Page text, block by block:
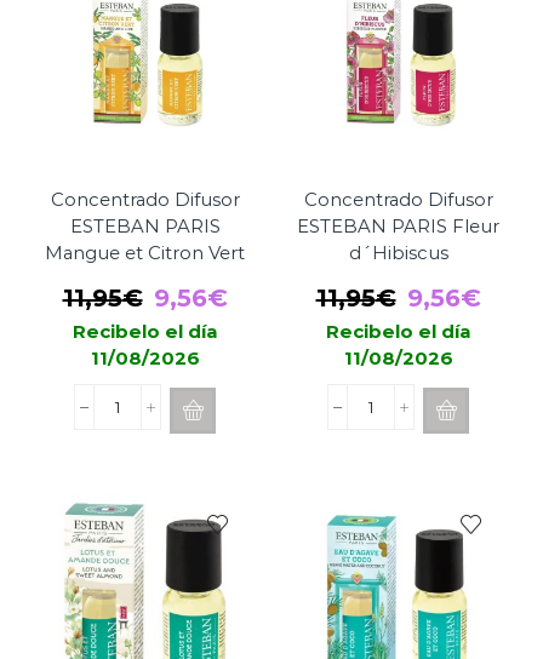
25
cm
cantidad
Leopard
Edition
(No
incluye
recarga)
cantidad
Concentrado Difusor
ESTEBAN PARIS
Mangue et Citron Vert
11,95€ El
precio
original
era:
11,95€.
9,56€El
Recibelo el día
11/08/2026
Concentrado
Difusor
Mangue
et
Citron
Vert
cantidad
Concentrado Difusor
ESTEBAN PARIS Fleur
d´Hibiscus
11,95€ El
precio
original
era:
11,95€.
9,56€El
Recibelo el día
11/08/2026
Concentrado
Difusor
d
´Hibiscus
cantidad